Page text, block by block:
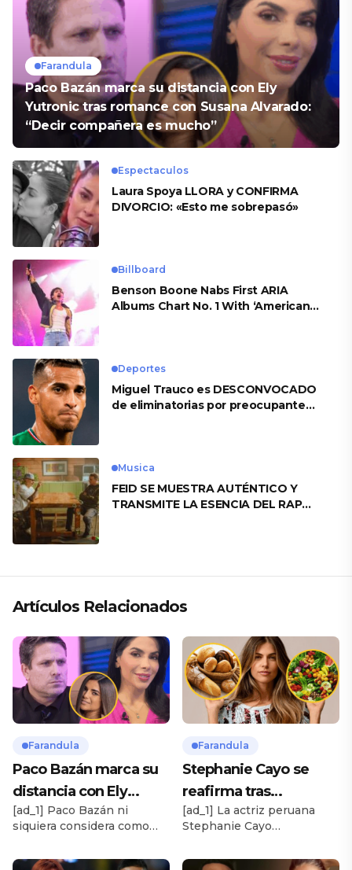
Farandula
Paco Bazán marca su distancia con Ely
Yutronic tras romance con Susana Alvarado:
“Decir compañera es mucho”
Espectaculos
Laura Spoya LLORA y CONFIRMA
DIVORCIO: «Esto me sobrepasó»
Billboard
Benson Boone Nabs First ARIA
Albums Chart No. 1 With ‘American
Deportes
Miguel Trauco es DESCONVOCADO
de eliminatorias por preocupante
Musica
FEID SE MUESTRA AUTÉNTICO Y
TRANSMITE LA ESENCIA DEL RAP
Artículos Relacionados
Farandula
Paco Bazán marca su
distancia con Ely
Yutronic tras romance
con Susana Alvarado:
“Decir compañera es
[ad_1] Paco Bazán ni
siquiera considera como
Yutronic, tras romance con
Farandula
Stephanie Cayo se
reafirma tras
polémicos
comentarios sobre los
peruanos: “Las harinas
[ad_1] La actriz peruana
Stephanie Cayo
alimentación deficiente y el